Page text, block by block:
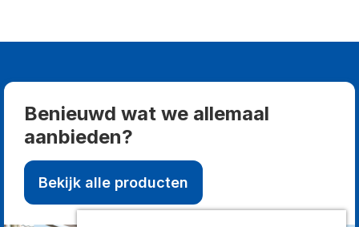
Benieuwd wat we allemaal
aanbieden?
Bekijk alle producten